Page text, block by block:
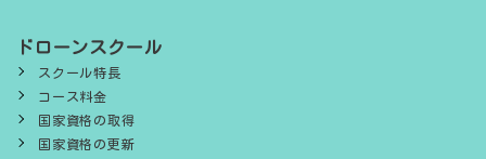
ドローンスクール
スクール特長
コース料金
国家資格の取得
国家資格の更新